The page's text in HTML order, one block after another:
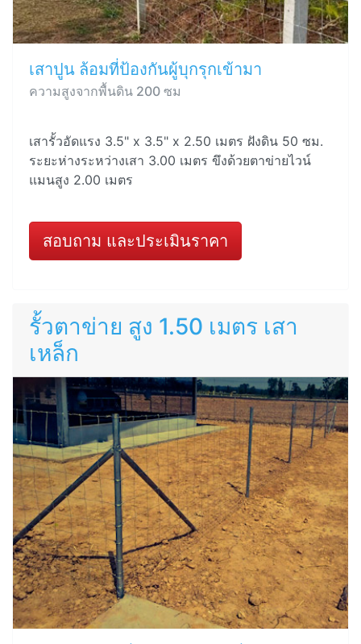
เสาปูน ล้อมที่ป้องกันผู้บุกรุกเข้ามา
ความสูงจากพื้นดิน 200 ซม
เสารั้วอัดแรง 3.5" x 3.5" x 2.50 เมตร ฝังดิน 50 ซม.
ระยะห่างระหว่างเสา 3.00 เมตร ขึงด้วยตาข่ายไวน์
แมนสูง 2.00 เมตร
สอบถาม และประเมินราคา
รั้วตาข่าย สูง 1.50 เมตร เสา
เหล็ก